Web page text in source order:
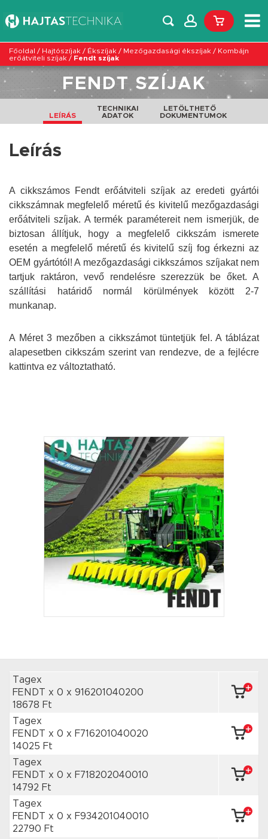
Főoldal / Hajtószíjak / Ékszíjak / Mezőgazdasági ékszíjak / Kombájn
erőátviteli szíjak / Fendt szíjak
FENDT SZÍJAK
LEÍRÁS
TECHNIKAI
ADATOK
LETÖLTHETŐ
DOKUMENTUMOK
Leírás
A cikkszámos Fendt erőátviteli szíjak az eredeti gyártói
cikkszámnak megfelelő méretű és kivitelű mezőgazdasági
erőátviteli szíjak. A termék paramétereit nem ismerjük, de
biztosan állítjuk, hogy a megfelelő cikkszám ismerete
esetén a megfelelő méretű és kivitelű szíj fog érkezni az
OEM gyártótól! A mezőgazdasági cikkszámos szíjakat nem
tartjuk raktáron, vevő rendelésre szerezzük be őket. A
szállítási határidő normál körülmények között 2-7
munkanap.
A Méret 3 mezőben a cikkszámot tüntetjük fel. A táblázat
alapesetben cikkszám szerint van rendezve, de a fejlécre
kattintva ez változtatható.
Tagex
FENDT x 0 x 916201040200
18678 Ft
Tagex
FENDT x 0 x F716201040020
14025 Ft
Tagex
FENDT x 0 x F718202040010
14792 Ft
Tagex
FENDT x 0 x F934201040010
22790 Ft